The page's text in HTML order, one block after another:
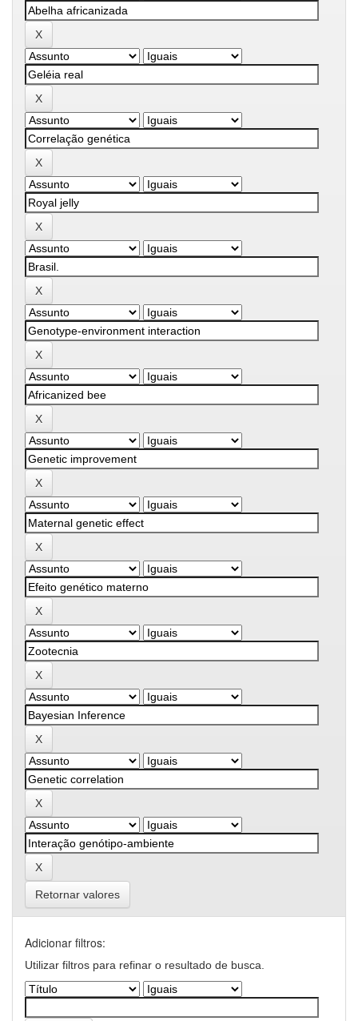
Retornar valores
Adicionar filtros:
Utilizar filtros para refinar o resultado de busca.